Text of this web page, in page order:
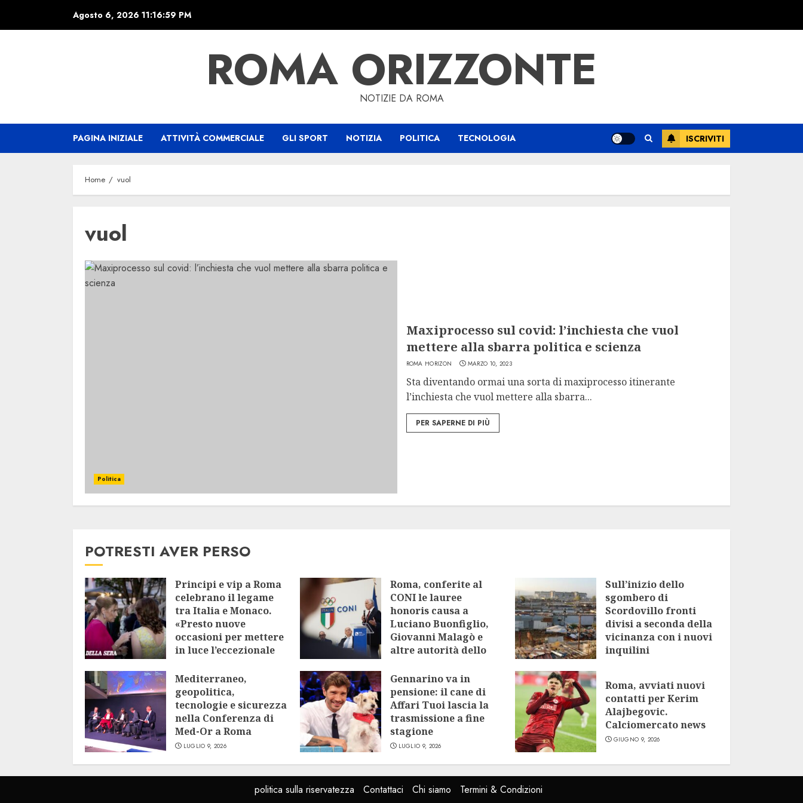
Agosto 6, 2026 11:16:59 PM
ROMA ORIZZONTE
NOTIZIE DA ROMA
PAGINA INIZIALE ATTIVITÀ COMMERCIALE GLI SPORT NOTIZIA POLITICA TECNOLOGIA ISCRIVITI
Home vuol
vuol
Politica
Maxiprocesso sul covid: l’inchiesta che vuol
mettere alla sbarra politica e scienza
ROMA HORIZON MARZO 10, 2023
Sta diventando ormai una sorta di maxiprocesso itinerante
l’inchiesta che vuol mettere alla sbarra...
PER SAPERNE DI PIÙ
POTRESTI AVER PERSO
Principi e vip a Roma
celebrano il legame
tra Italia e Monaco.
«Presto nuove
occasioni per mettere
in luce l’eccezionale
LUGLIO 9, 2026
Roma, conferite al
CONI le lauree
honoris causa a
Luciano Buonfiglio,
Giovanni Malagò e
altre autorità dello
LUGLIO 9, 2026
Sull’inizio dello
sgombero di
Scordovillo fronti
divisi a seconda della
vicinanza con i nuovi
inquilini
Mediterraneo,
geopolitica,
tecnologie e sicurezza
nella Conferenza di
Med-Or a Roma
LUGLIO 9, 2026
Gennarino va in
pensione: il cane di
Affari Tuoi lascia la
trasmissione a fine
stagione
LUGLIO 9, 2026
Roma, avviati nuovi
contatti per Kerim
Alajbegovic.
Calciomercato news
GIUGNO 9, 2026
politica sulla riservatezza Contattaci Chi siamo Termini & Condizioni